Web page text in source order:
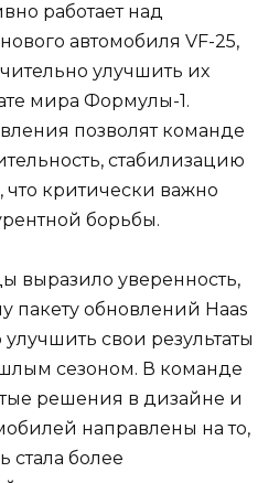
работает над
автомобиля VF-25,
улучшить их
мира Формулы-1.
позволят команде
стабилизацию
что критически важно
борьбы.
выразило уверенность,
пакету обновлений Haas
свои результаты
сезоном. В команде
решения в дизайне и
направлены на то,
стала более